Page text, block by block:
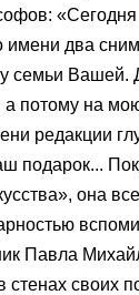
«Сегодня
имени два
семьи Вашей.
а потому на
редакции
подарок...
она
Павла
стенах своих